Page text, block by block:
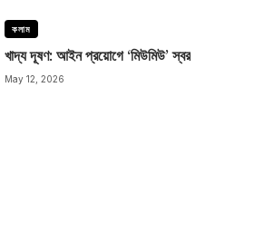
কলাম
খাদ্য দূষণ: আইন প্রয়োগে ‘মিউমিউ’ স্বর
May 12, 2026